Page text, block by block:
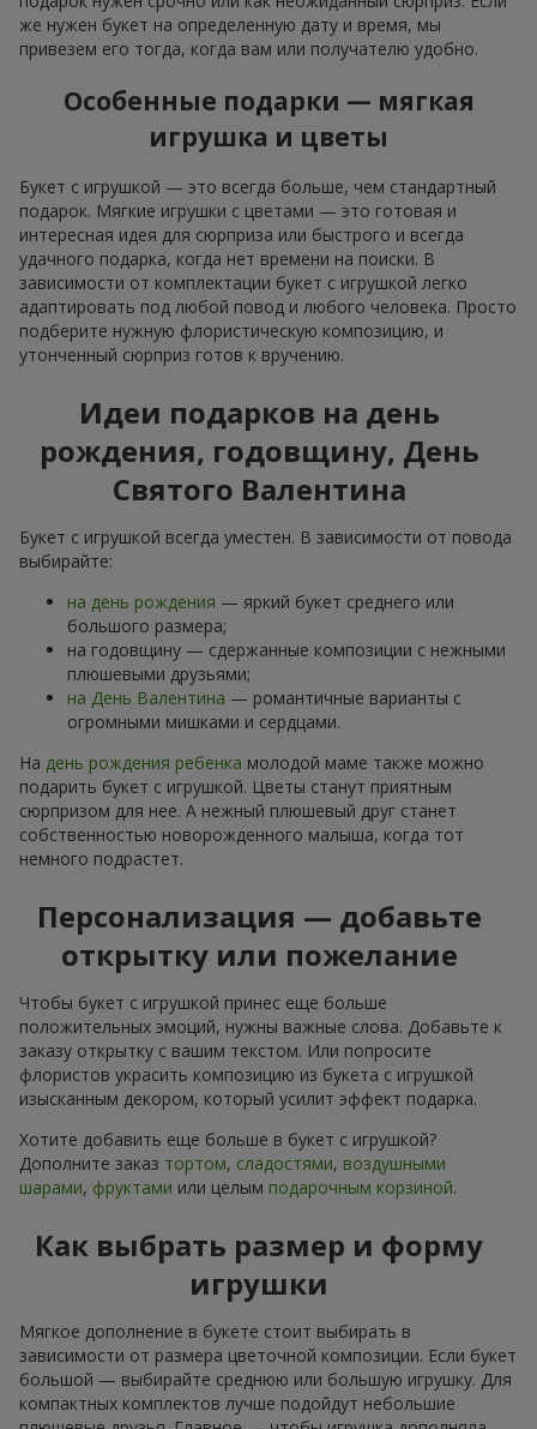
же нужен букет на определенную дату и время, мы
привезем его тогда, когда вам или получателю удобно.
Особенные подарки — мягкая
игрушка и цветы
Букет с игрушкой — это всегда больше, чем стандартный
подарок. Мягкие игрушки с цветами — это готовая и
интересная идея для сюрприза или быстрого и всегда
удачного подарка, когда нет времени на поиски. В
зависимости от комплектации букет с игрушкой легко
адаптировать под любой повод и любого человека. Просто
подберите нужную флористическую композицию, и
утонченный сюрприз готов к вручению.
Идеи подарков на день
рождения, годовщину, День
Святого Валентина
Букет с игрушкой всегда уместен. В зависимости от повода
выбирайте:
на день рождения — яркий букет среднего или
большого размера;
на годовщину — сдержанные композиции с нежными
плюшевыми друзьями;
на День Валентина — романтичные варианты с
огромными мишками и сердцами.
На день рождения ребенка молодой маме также можно
подарить букет с игрушкой. Цветы станут приятным
сюрпризом для нее. А нежный плюшевый друг станет
собственностью новорожденного малыша, когда тот
немного подрастет.
Персонализация — добавьте
открытку или пожелание
Чтобы букет с игрушкой принес еще больше
положительных эмоций, нужны важные слова. Добавьте к
заказу открытку с вашим текстом. Или попросите
флористов украсить композицию из букета с игрушкой
изысканным декором, который усилит эффект подарка.
Хотите добавить еще больше в букет с игрушкой?
Дополните заказ тортом, сладостями, воздушными
шарами, фруктами или целым подарочным корзиной.
Как выбрать размер и форму
игрушки
Мягкое дополнение в букете стоит выбирать в
зависимости от размера цветочной композиции. Если букет
большой — выбирайте среднюю или большую игрушку. Для
компактных комплектов лучше подойдут небольшие